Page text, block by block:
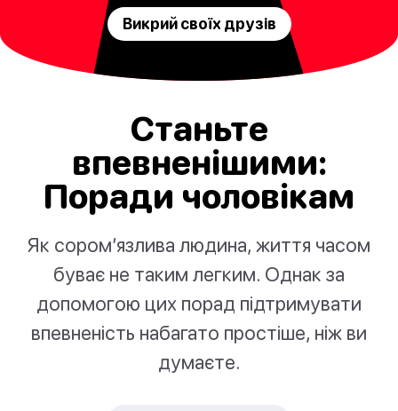
Викрий своїх друзів
Станьте
впевненішими:
Поради чоловікам
Як сором’язлива людина, життя часом
буває не таким легким. Однак за
допомогою цих порад підтримувати
впевненість набагато простіше, ніж ви
думаєте.